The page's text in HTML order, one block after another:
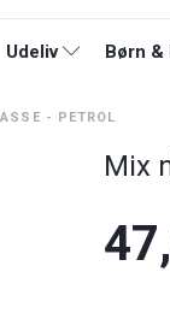
Udeliv Børn &
- PETROL
Mix